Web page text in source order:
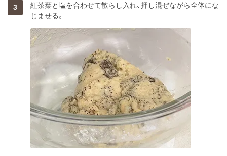
3
紅茶葉と塩を合わせて散らし入れ、押し混ぜながら全体にな
じませる。